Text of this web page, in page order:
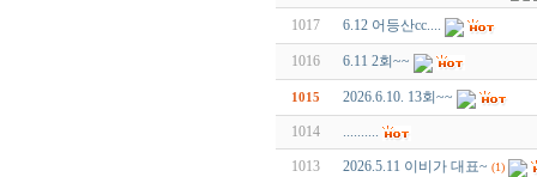
1017 6.12 어등산cc....
1016 6.11 2회~~
1015 2026.6.10. 13회~~
1014 ..........
1013 2026.5.11 이비가 대표~ (1)